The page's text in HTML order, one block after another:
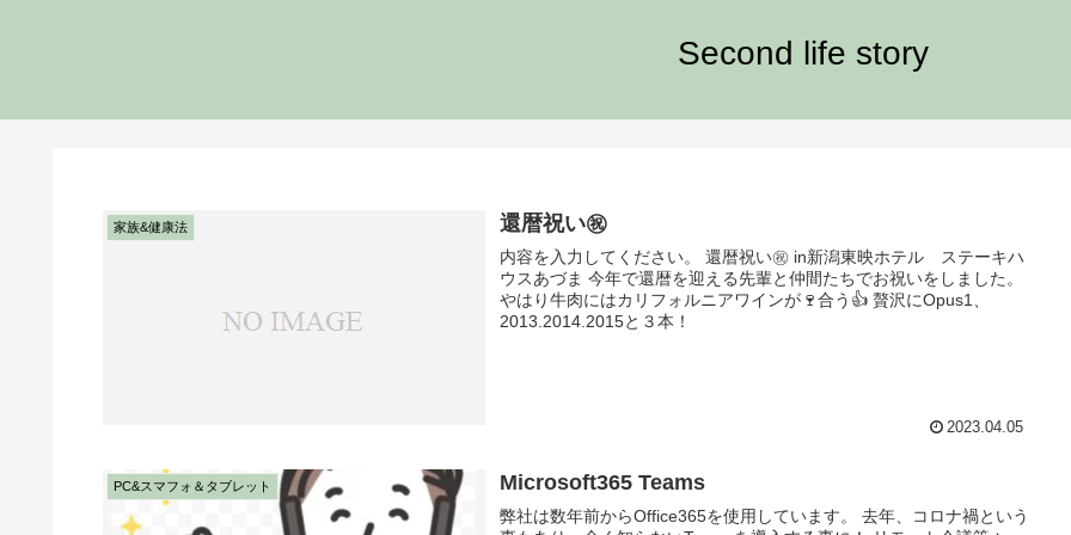
Second life story
家族&健康法 還暦祝い㊗️
内容を入力してください。 還暦祝い㊗️ in新潟東映ホテル ステーキハ
ウスあづま 今年で還暦を迎える先輩と仲間たちでお祝いをしました。
やはり牛肉にはカリフォルニアワインが🍷合う👍 贅沢にOpus1、
2013.2014.2015と３本！
2023.04.05
PC&スマフォ＆タブレット Microsoft365 Teams
弊社は数年前からOffice365を使用しています。 去年、コロナ禍という